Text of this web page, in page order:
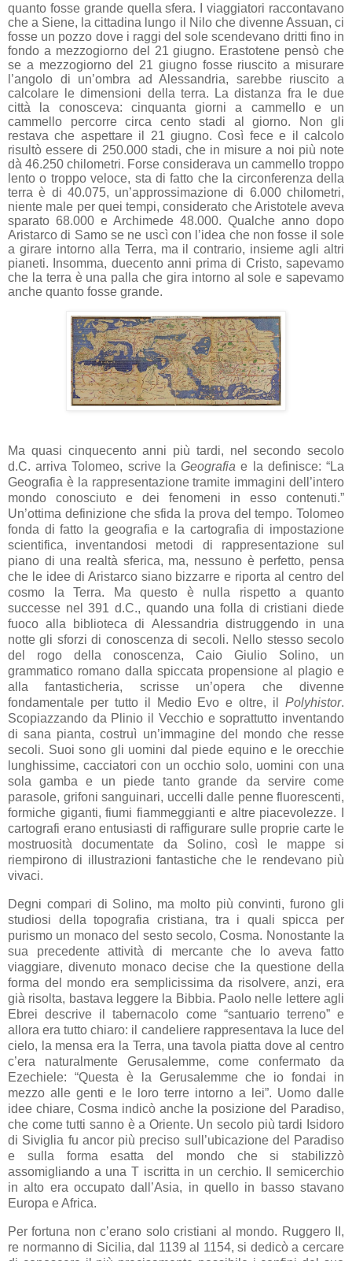
quanto fosse grande quella sfera. I viaggiatori raccontavano
che a Siene, la cittadina lungo il Nilo che divenne Assuan, ci
fosse un pozzo dove i raggi del sole scendevano dritti fino in
fondo a mezzogiorno del 21 giugno. Erastotene pensò che
se a mezzogiorno del 21 giugno fosse riuscito a misurare
l’angolo di un’ombra ad Alessandria, sarebbe riuscito a
calcolare le dimensioni della terra. La distanza fra le due
città la conosceva: cinquanta giorni a cammello e un
cammello percorre circa cento stadi al giorno. Non gli
restava che aspettare il 21 giugno. Così fece e il calcolo
risultòessere di 250.000 stadi, che in misure a noi più note
dà 46.250 chilometri. Forse considerava un cammello troppo
lento o troppo veloce, sta di fatto che la circonferenza della
terra è di 40.075, un’approssimazione di 6.000 chilometri,
niente male per quei tempi, considerato che Aristotele aveva
sparato 68.000 e Archimede 48.000. Qualche anno dopo
Aristarco di Samo se ne uscì con l’idea che non fosse il sole
a girare intorno alla Terra, ma il contrario, insieme agli altri
pianeti. Insomma, duecento anni prima di Cristo, sapevamo
che la terra è una palla che gira intorno al sole e sapevamo
anche quanto fosse grande.
Ma quasi cinquecento anni più tardi, nel secondo secolo
d.C. arriva Tolomeo, scrive laGeografia e la definisce: “La
Geografia è la rappresentazione tramite immagini dell’intero
mondo conosciuto e dei fenomeni in esso contenuti.”
Un’ottima definizione che sfida la prova del tempo. Tolomeo
fonda di fatto la geografia e la cartografia di impostazione
scientifica, inventandosi metodi di rappresentazione sul
piano di una realtà sferica, ma, nessuno è perfetto, pensa
che le idee di Aristarco siano bizzarre e riporta al centro del
cosmo la Terra. Ma questo è nulla rispetto a quanto
successe nel 391 d.C., quando una folla di cristiani diede
fuoco alla biblioteca di Alessandria distruggendo in una
notte gli sforzi di conoscenza di secoli. Nello stesso secolo
del rogo della conoscenza, Caio Giulio Solino, un
grammatico romano dalla spiccata propensione al plagio e
alla fantasticheria, scrisse un’opera che divenne
fondamentale per tutto il Medio Evo e oltre, il Polyhistor.
Scopiazzando da Plinio il Vecchio e soprattutto inventando
di sana pianta, costruì un’immagine del mondo che resse
secoli. Suoi sono gli uomini dal piede equino e le orecchie
lunghissime, cacciatori con un occhio solo, uomini con una
sola gamba e un piede tanto grande da servire come
parasole, grifoni sanguinari, uccelli dalle penne fluorescenti,
formiche giganti, fiumi fiammeggianti e altre piacevolezze. I
cartografi erano entusiasti di raffigurare sulle proprie carte le
mostruosità documentate da Solino, così le mappe si
riempirono di illustrazioni fantastiche che le rendevano più
vivaci.
Degni compari di Solino, ma molto più convinti, furono gli
studiosi della topografia cristiana, tra i quali spicca per
purismo un monaco del sesto secolo, Cosma. Nonostante la
sua precedente attività di mercante che lo aveva fatto
viaggiare, divenuto monaco decise che la questione della
forma del mondo era semplicissima da risolvere, anzi, era
già risolta, bastava leggere la Bibbia. Paolo nelle lettere agli
Ebrei descrive il tabernacolo come “santuario terreno” e
allora era tutto chiaro: il candeliere rappresentava la luce del
cielo, la mensa era la Terra, una tavola piatta dove al centro
c’era naturalmente Gerusalemme, come confermato da
Ezechiele: “Questa è la Gerusalemme che io fondai in
mezzo alle genti e le loro terre intorno a lei”. Uomo dalle
idee chiare, Cosma indicò anche la posizione del Paradiso,
che come tutti sanno è a Oriente. Un secolo più tardi Isidoro
di Siviglia fu ancor più preciso sull’ubicazione del Paradiso
e sulla forma esatta del mondo che si stabilizzò
assomigliando a una T iscritta in un cerchio. Il semicerchio
in alto era occupato dall’Asia, in quello in basso stavano
Europa e Africa.
Per fortuna non c’erano solo cristiani al mondo. Ruggero II,
re normanno di Sicilia, dal 1139 al 1154, si dedicò a cercare